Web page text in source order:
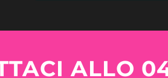
ALLO